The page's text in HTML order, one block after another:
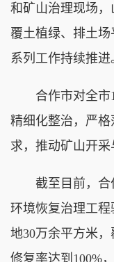
和矿山治理现场
覆土植绿、排土
系列工作持续推进
合作市对全市
精细化整治，严格
求，推动矿山开采
截至目前，合
环境恢复治理工
地30万余平方米
修复率达到100%